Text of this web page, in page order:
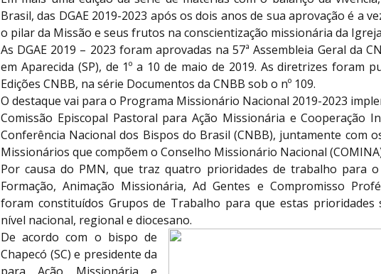
Brasil, das DGAE 2019-2023 após os dois anos de sua aprovação é a
o pilar da Missão e seus frutos na conscientização missionária da
As DGAE 2019 – 2023 foram aprovadas na 57ª Assembleia Geral da
em Aparecida (SP), de 1º a 10 de maio de 2019. As diretrizes foram
Edições CNBB, na série Documentos da CNBB sob o nº 109.
O destaque vai para o Programa Missionário Nacional 2019-2023
Comissão Episcopal Pastoral para Ação Missionária e Cooperação
Conferência Nacional dos Bispos do Brasil (CNBB), juntamente com
Missionários que compõem o Conselho Missionário Nacional
Por causa do PMN, que traz quatro prioridades de trabalho para
Formação, Animação Missionária, Ad Gentes e Compromisso
foram constituídos Grupos de Trabalho para que estas prioridades
nível nacional, regional e diocesano.
De acordo com o bispo de
Chapecó (SC) e presidente da
para Ação Missionária e